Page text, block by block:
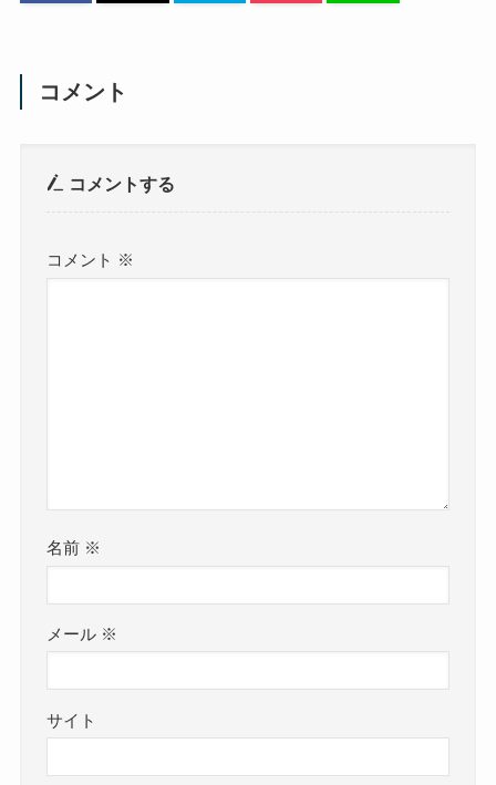
コメント
コメントする
コメント ※
名前 ※
メール ※
サイト